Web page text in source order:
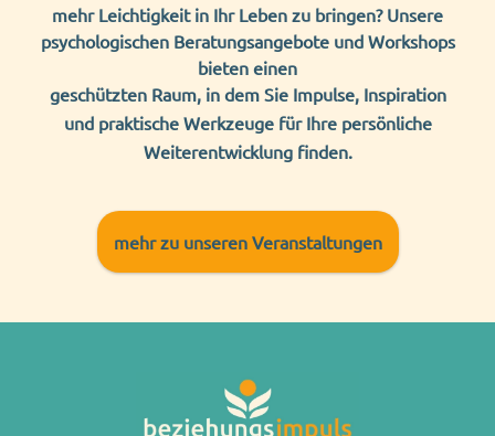
mehr Leichtigkeit in Ihr Leben zu bringen? Unsere
psychologischen Beratungsangebote und Workshops
bieten einen
geschützten Raum, in dem Sie Impulse, Inspiration
und praktische Werkzeuge für Ihre persönliche
Weiterentwicklung finden.
mehr zu unseren Veranstaltungen